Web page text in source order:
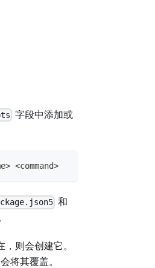
字段中添加或
> <command>
和
，则会创建它。
将其覆盖。